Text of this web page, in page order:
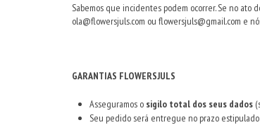
Sabemos que incidentes podem ocorrer. Se no ato
ola@flowersjuls.com ou flowersjuls@gmail.com e
GARANTIAS FLOWERSJULS
Asseguramos o sigilo total dos seus dados
Seu pedido será entregue no prazo